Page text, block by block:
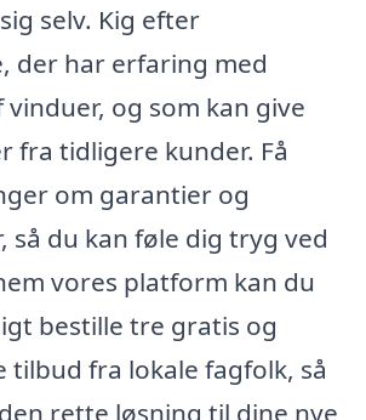
selv. Kig efter
der har erfaring med
og som kan give
fra tidligere kunder. Få
om garantier og
så du kan føle dig tryg ved
vores platform kan du
bestille tre gratis og
fra lokale fagfolk, så
rette løsning til dine nye